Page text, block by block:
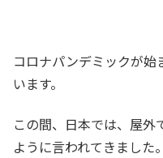
コロナパンデミックが始
います。
この間、日本では、屋
ように言われてきました。